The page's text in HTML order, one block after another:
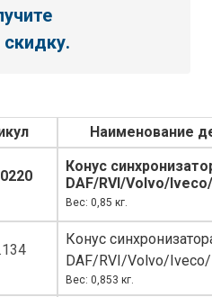
Наименование
Конус
DAF/RVI/Volvo/
Вес: 0,85 кг.
Конус
DAF/RVI/Volvo/
Вес: 0,853 кг.